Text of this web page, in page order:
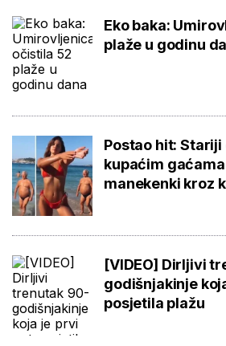
Eko baka:
plaže u godinu
Postao hit: Stariji
kupaćim
manekenki kroz
[VIDEO] Dirljivi
godišnjakinje
posjetila plažu